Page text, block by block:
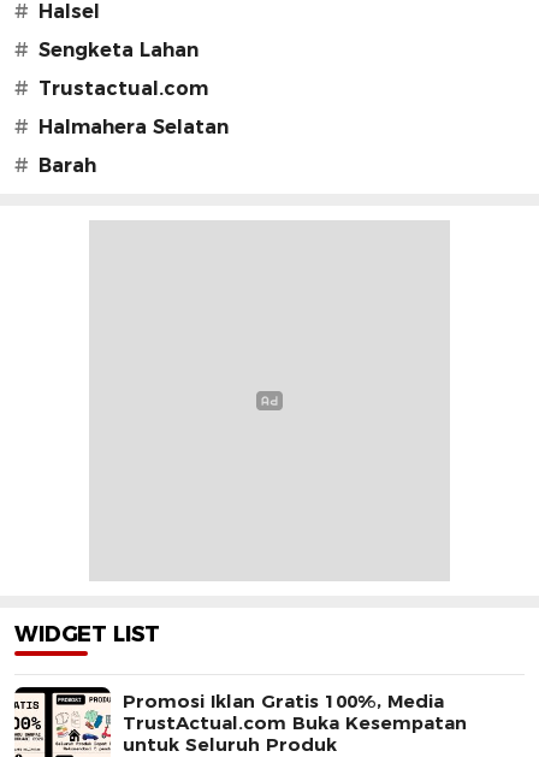
#
Halsel
# Sengketa Lahan
# Trustactual.com
#
Halmahera Selatan
#
Barah
WIDGET LIST
Promosi Iklan Gratis 100%, Media
TrustActual.com Buka Kesempatan
untuk Seluruh Produk